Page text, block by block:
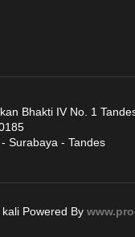
Bhakti IV No. 1
Surabaya - Tandes
Powered By